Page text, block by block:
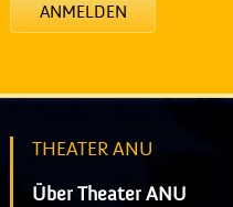
ANMELDEN
THEATER ANU
Über Theater ANU